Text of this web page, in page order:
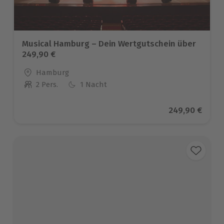
Musical Hamburg – Dein Wertgutschein über
249,90 €
Standort
Hamburg
Anzahl der Teilnehmer
2 Pers. 1 Nacht
Aktueller
249,90 €